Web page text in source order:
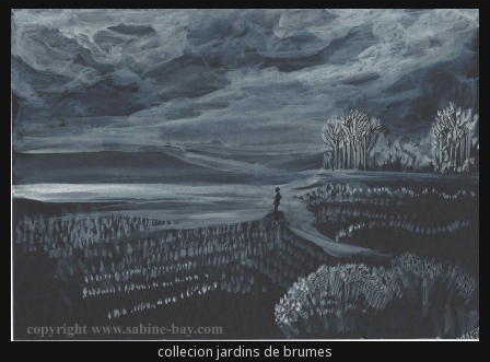
collecion jardins de brumes